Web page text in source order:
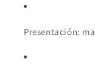
Presentación: